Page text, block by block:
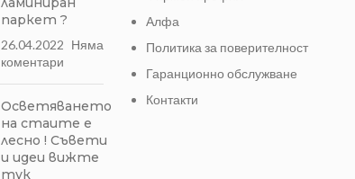
паркет ?
26.04.2022 Няма
коментари
Осветяването
на стаите е
лесно ! Съвети
и идеи вижте
тук
Алфа
Политика за поверителност
Гаранционно обслужване
Контакти